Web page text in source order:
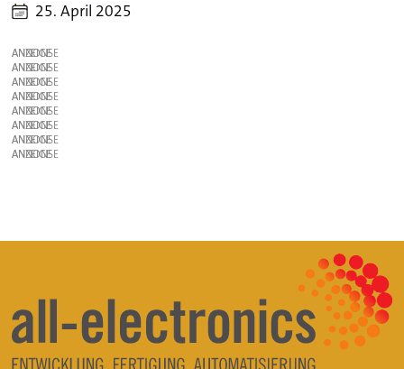
25. April 2025
ANZEIGE
ANZEIGE
ANZEIGE
ANZEIGE
ANZEIGE
ANZEIGE
ANZEIGE
ANZEIGE